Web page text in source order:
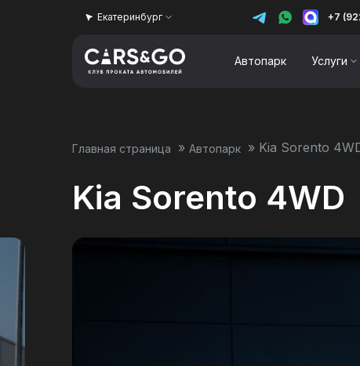
Автопарк Услуги
Екатеринбург +7
Главная страница » Автопарк » Kia Sorento
Kia Sorento 4WD